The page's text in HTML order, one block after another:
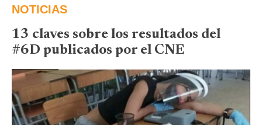
NOTICIAS
13 claves sobre los resultados del
#6D publicados por el CNE